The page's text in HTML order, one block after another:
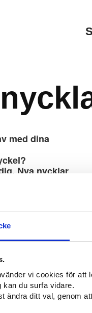
vi cookies för att
kan du surfa vidare.
ändra ditt val, genom
med dina
Nya nycklar
i Åkers
eller
kod) kvar;
på0159-21230).
nyckel kvar;
våra